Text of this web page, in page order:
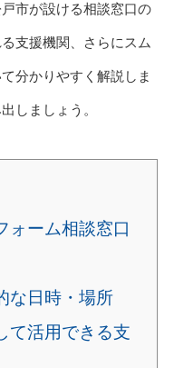
市が設ける相談窓口の
支援機関、さらにスム
分かりやすく解説しま
しましょう。
ォーム相談窓口
な日時・場所
て活用できる支